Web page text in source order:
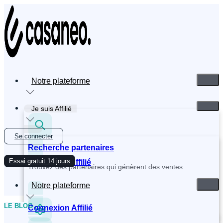
Skip
to
content
Notre plateforme
Recherche partenaires
Trouvez des partenaires qui génèrent des ventes
Je suis Affilié
Inscription Affilié
Connexion Affilié
Se connecter
Essai gratuit 14 jours
Notre plateforme
LE BLOG